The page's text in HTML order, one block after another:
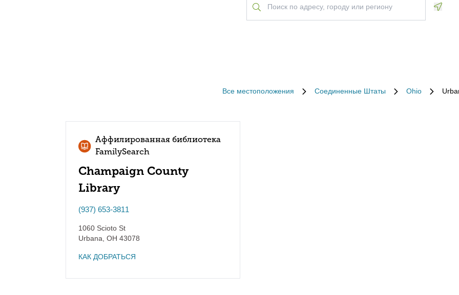
Все местоположения Соединенные Штаты Ohio
Аффилированная библиотека
FamilySearch
Champaign County
Library
(937) 653-3811
1060 Scioto St
Urbana OH 43078
КАК ДОБРАТЬСЯ